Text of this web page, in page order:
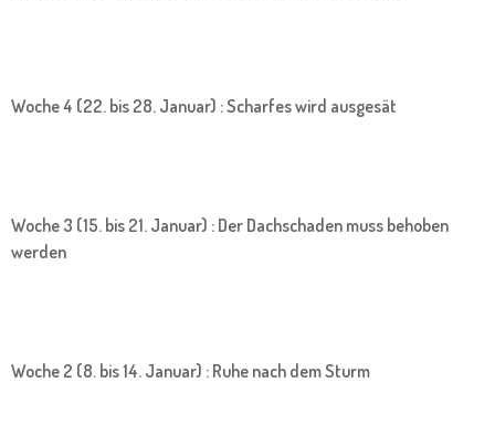
Woche 4 (22. bis 28. Januar) : Scharfes wird ausgesät
Woche 3 (15. bis 21. Januar) : Der Dachschaden muss behoben
werden
Woche 2 (8. bis 14. Januar) : Ruhe nach dem Sturm